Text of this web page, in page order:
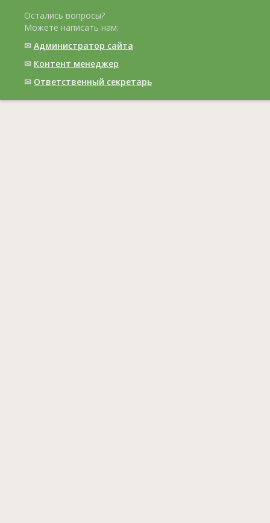
Остались вопросы?
Можете написать нам:
✉ Администратор сайта
✉ Контент менеджер
✉ Ответственный cекретарь